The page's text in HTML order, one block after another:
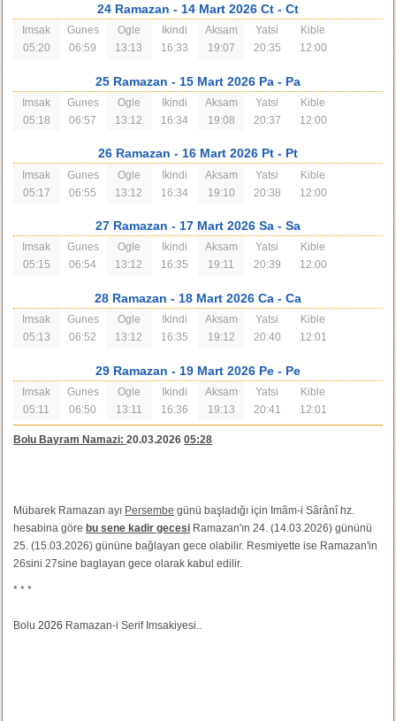
24 Ramazan - 14 Mart 2026 Ct - Ct
Imsak
05:20
Gunes
06:59
Ogle
13:13
Ikindi
16:33
Aksam
19:07
Yatsi
20:35
Kible
12:00
25 Ramazan - 15 Mart 2026 Pa - Pa
Imsak
05:18
Gunes
06:57
Ogle
13:12
Ikindi
16:34
Aksam
19:08
Yatsi
20:37
Kible
12:00
26 Ramazan - 16 Mart 2026 Pt - Pt
Imsak
05:17
Gunes
06:55
Ogle
13:12
Ikindi
16:34
Aksam
19:10
Yatsi
20:38
Kible
12:00
27 Ramazan - 17 Mart 2026 Sa - Sa
Imsak
05:15
Gunes
06:54
Ogle
13:12
Ikindi
16:35
Aksam
19:11
Yatsi
20:39
Kible
12:00
28 Ramazan - 18 Mart 2026 Ca - Ca
Imsak
05:13
Gunes
06:52
Ogle
13:12
Ikindi
16:35
Aksam
19:12
Yatsi
20:40
Kible
12:01
29 Ramazan - 19 Mart 2026 Pe - Pe
Imsak
05:11
Gunes
06:50
Ogle
13:11
Ikindi
16:36
Aksam
19:13
Yatsi
20:41
Kible
12:01
Bolu Bayram Namazi:20.03.202605:28
Mübarek Ramazan ayı Persembe günü başladığı için Imâm-i Sârânî hz.
hesabina göre bu sene kadir gecesi Ramazan'ın 24. (14.03.2026) gününü
25. (15.03.2026) gününe bağlayan gece olabilir. Resmiyette ise Ramazan'in
26sini 27sine baglayan gece olarak kabul edilir.
* * *
Bolu2026 Ramazan-i Serif Imsakiyesi..